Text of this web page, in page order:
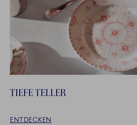
TIEFE TELLER
ENTDECKEN